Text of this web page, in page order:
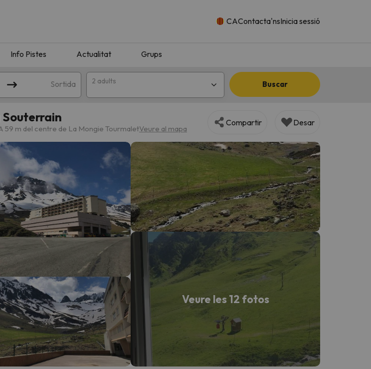
CAContacta'nsInicia sessió
Info Pistes Actualitat Grups
Sortida 2 adults Buscar
modificar la destinació.
brúixola torna.
Souterrain
59 m del centre de La Mongie TourmaletVeure al mapa
Compartir Desar
Veure les 12 fotos